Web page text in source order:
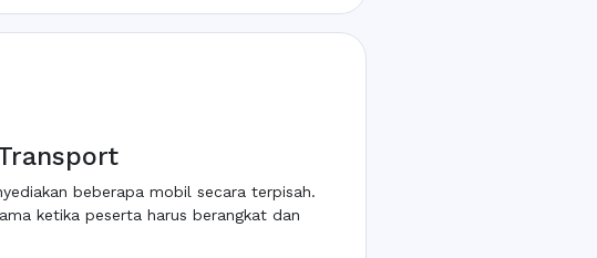
beberapa mobil secara terpisah.
ketika peserta harus berangkat dan